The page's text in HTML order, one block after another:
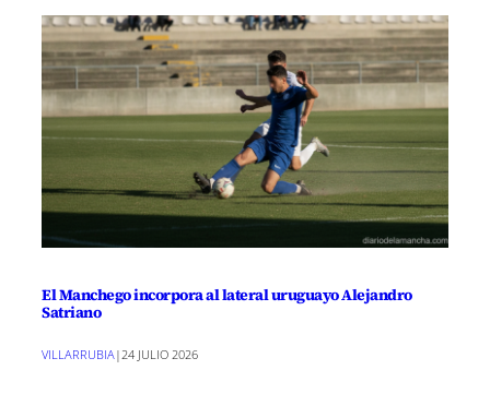
El Manchego incorpora al lateral uruguayo Alejandro
Satriano
VILLARRUBIA|24 JULIO 2026